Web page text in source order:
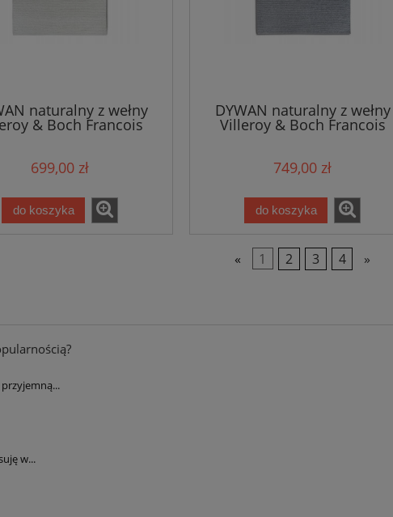
naturalny z wełny
& Boch Francois
w kolorze jasno
699,00 zł
do koszyka
DYWAN naturalny z wełny
Villeroy & Boch Francois
160x230cm w kolorze szarym
749,00 zł
do koszyka
« 1 2 3 4 »
w...